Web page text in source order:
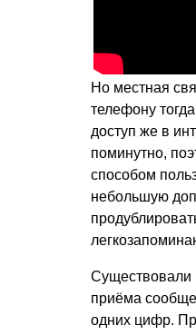
Но местная
телефону
доступ же в
поминутно,
способом
небольшую
Существовали
приёма
одних цифр.